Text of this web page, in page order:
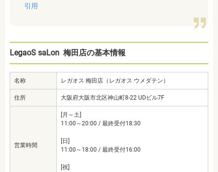
引用
LegaoS saLon 梅田店の基本情報
名称 レガオス 梅田店（レガオス ウメダテン）
住所 大阪府大阪市北区神山町8-22 UDビル7F
営業時間
[月～土]
11:00～20:00 / 最終受付18:30
[日]
11:00～18:00 / 最終受付16:00
[祝]